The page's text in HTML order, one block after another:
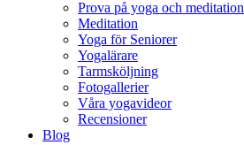
Prova på yoga och meditation
Meditation
Yoga för Seniorer
Yogalärare
Tarmsköljning
Fotogallerier
Våra yogavideor
Recensioner
Blog